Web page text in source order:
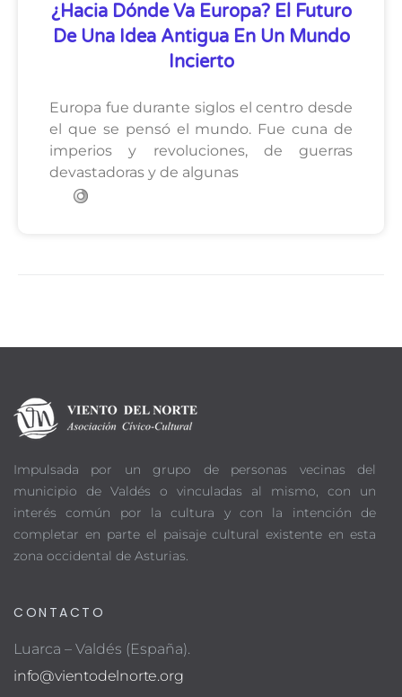
¿Hacia Dónde Va Europa? El Futuro
De Una Idea Antigua En Un Mundo
Incierto
Europa fue durante siglos el centro desde
el que se pensó el mundo. Fue cuna de
imperios y revoluciones, de guerras
devastadoras y de algunas
Impulsada por un grupo de personas vecinas del
municipio de Valdés o vinculadas al mismo, con un
interés común por la cultura y con la intención de
completar en parte el paisaje cultural existente en esta
zona occidental de Asturias.
CONTACTO
Luarca – Valdés (España).
info@vientodelnorte.org